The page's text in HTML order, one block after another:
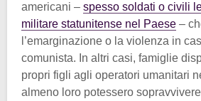
americani – spesso soldati o civili
militare statunitense nel Paese –
l’emarginazione o la violenza in
comunista. In altri casi, famiglie
propri figli agli operatori umanitari
almeno loro potessero